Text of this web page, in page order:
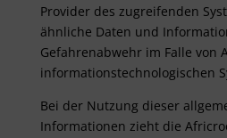
Provider des zugreifenden
ähnliche Daten und
Gefahrenabwehr im Falle von
informationstechnologischen
Bei der Nutzung dieser
Informationen zieht die